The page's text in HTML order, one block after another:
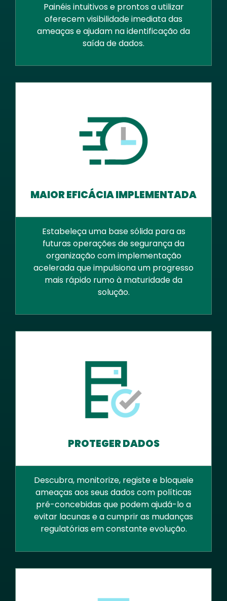
Painéis intuitivos e prontos a utilizar
oferecem visibilidade imediata das
ameaças e ajudam na identificação da
saída de dados.
MAIOR EFICÁCIA IMPLEMENTADA
Estabeleça uma base sólida para as
futuras operações de segurança da
organização com implementação
acelerada que impulsiona um progresso
mais rápido rumo à maturidade da
solução.
PROTEGER DADOS
Descubra, monitorize, registe e bloqueie
ameaças aos seus dados com políticas
pré-concebidas que podem ajudá-lo a
evitar lacunas e a cumprir as mudanças
regulatórias em constante evolução.